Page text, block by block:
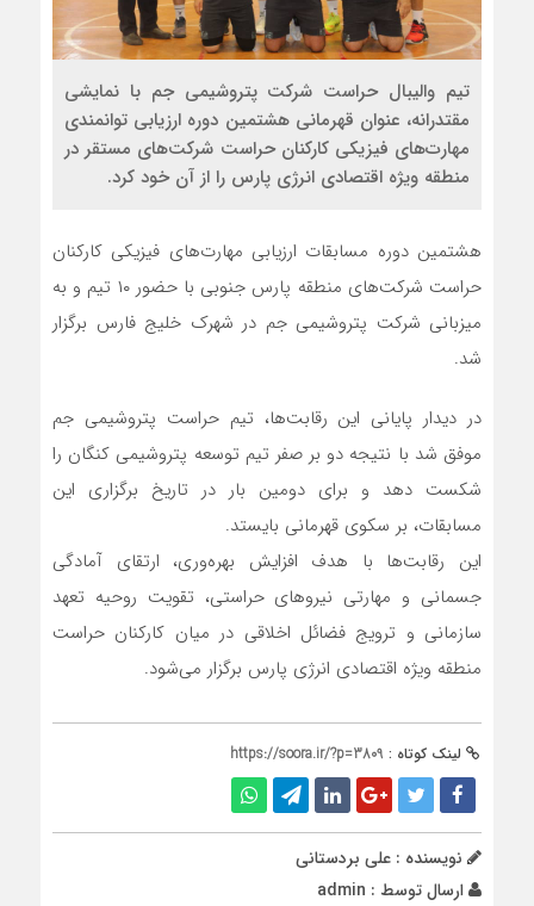
تیم والیبال حراست شرکت پتروشیمی جم با نمایشی
مقتدرانه، عنوان قهرمانی هشتمین دوره ارزیابی توانمندی
مهارت‌های فیزیکی کارکنان حراست شرکت‌های مستقر در
منطقه ویژه اقتصادی انرژی پارس را از آن خود کرد.
هشتمین دوره مسابقات ارزیابی مهارت‌های فیزیکی کارکنان
حراست شرکت‌های منطقه پارس جنوبی با حضور ۱۰ تیم و به
میزبانی شرکت پتروشیمی جم در شهرک خلیج فارس برگزار
شد.
در دیدار پایانی این رقابت‌ها، تیم حراست پتروشیمی جم
موفق شد با نتیجه دو بر صفر تیم توسعه پتروشیمی کنگان را
شکست دهد و برای دومین بار در تاریخ برگزاری این
مسابقات، بر سکوی قهرمانی بایستد.
این رقابت‌ها با هدف افزایش بهره‌وری، ارتقای آمادگی
جسمانی و مهارتی نیروهای حراستی، تقویت روحیه تعهد
سازمانی و ترویج فضائل اخلاقی در میان کارکنان حراست
منطقه ویژه اقتصادی انرژی پارس برگزار می‌شود.
لینک کوتاه : https://soora.ir/?p=3809
نویسنده : علی بردستانی
ارسال توسط : admin